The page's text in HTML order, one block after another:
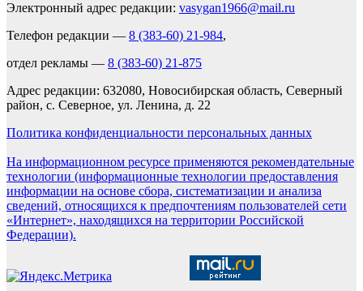
Электронный адрес редакции: vasygan1966@mail.ru
Телефон редакции — 8 (383-60) 21-984,
отдел рекламы — 8 (383-60) 21-875
Адрес редакции: 632080, Новосибирская область, Северный
район, с. Северное, ул. Ленина, д. 22
Политика конфиденциальности персональных данных
На информационном ресурсе применяются рекомендательные
технологии (информационные технологии предоставления
информации на основе сбора, систематизации и анализа
сведений, относящихся к предпочтениям пользователей сети
«Интернет», находящихся на территории Российской
Федерации).